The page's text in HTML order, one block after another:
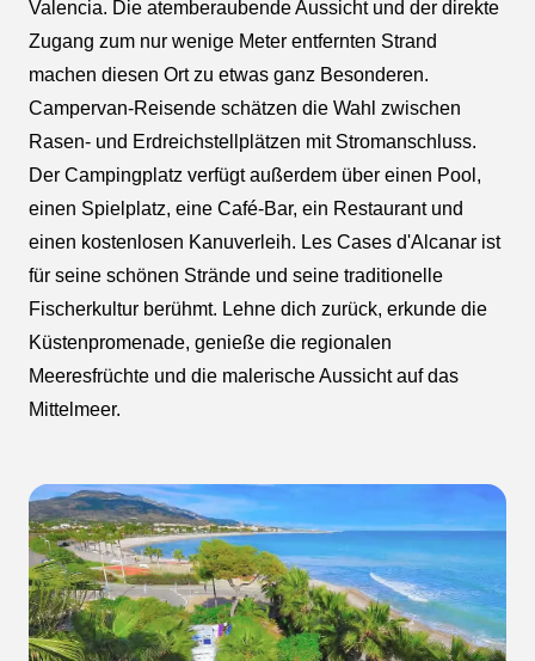
Valencia. Die atemberaubende Aussicht und der direkte
Zugang zum nur wenige Meter entfernten Strand
machen diesen Ort zu etwas ganz Besonderen.
Campervan-Reisende schätzen die Wahl zwischen
Rasen- und Erdreichstellplätzen mit Stromanschluss.
Der Campingplatz verfügt außerdem über einen Pool,
einen Spielplatz, eine Café-Bar, ein Restaurant und
einen kostenlosen Kanuverleih. Les Cases d'Alcanar ist
für seine schönen Strände und seine traditionelle
Fischerkultur berühmt. Lehne dich zurück, erkunde die
Küstenpromenade, genieße die regionalen
Meeresfrüchte und die malerische Aussicht auf das
Mittelmeer.